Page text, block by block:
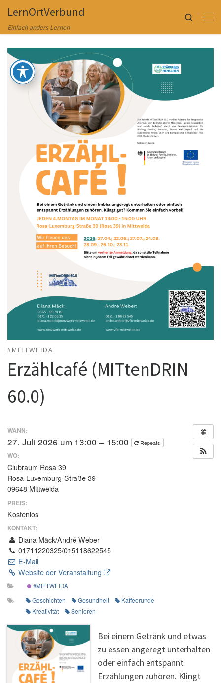
Zum Inhalt springen
LernOrtVerbund
Einfach anders Lernen
Search
#MITTWEIDA
Erzählcafé (MITtenDRIN
60.0)
WANN:
27. Juli 2026 um 13:00 – 15:00 Repeats
WO:
Clubraum Rosa 39
Rosa-Luxemburg-Straße 39
09648 Mittweida
PREIS:
Kostenlos
KONTAKT:
Diana Mäck/André Weber
01711220325/015118622545
E-Mail
Website der Veranstaltung
#MITTWEIDA
Geschichten Gesundheit
Kaffeerunde
Kreativität
Senioren
Bei einem Getränk und etwas
zu essen angeregt unterhalten
oder einfach entspannt
Erzählungen zuhören. Klingt